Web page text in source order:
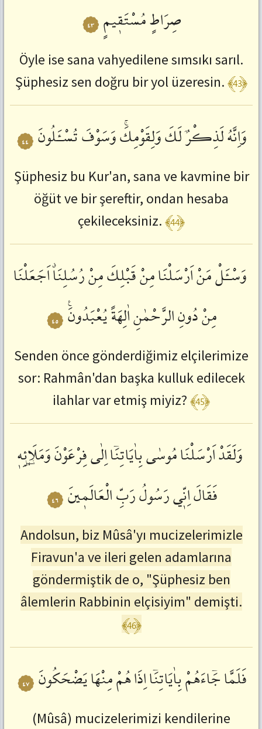
صِرَاطٍمُسْتَقٖيمٍ ٤٣
Öyle ise sana vahyedilene sımsıkı sarıl.
Şüphesiz sen doğru bir yol üzeresin.﴾43﴿
وَاِنَّهُلَذِكْرٌلَكَوَلِقَوْمِكَۚوَسَوْفَتُسْـَٔلُونَ ٤٤
Şüphesiz bu Kur'an, sana ve kavmine bir
öğüt ve bir şereftir, ondan hesaba
çekileceksiniz.﴾44﴿
وَسْـَٔلْمَنْاَرْسَلْنَامِنْقَبْلِكَمِنْرُسُلِنَاࣗاَجَعَلْنَا
مِنْدُونِالرَّحْمٰنِاٰلِهَةًيُعْبَدُونَࣖ ٤٥
Senden önce gönderdiğimiz elçilerimize
sor: Rahmân'dan başka kulluk edilecek
ilahlar var etmiş miyiz?﴾45﴿
وَلَقَدْاَرْسَلْنَامُوسٰىبِاٰيَاتِنَٓااِلٰىفِرْعَوْنَوَمَلَا۬ئِهٖ
فَقَالَاِنّٖيرَسُولُرَبِّالْعَالَمٖينَ ٤٦
Andolsun, biz Mûsâ'yı mucizelerimizle
Firavun'a ve ileri gelen adamlarına
göndermiştik de o, "Şüphesiz ben
âlemlerin Rabbinin elçisiyim" demişti.
﴾46﴿
فَلَمَّاجَٓاءَهُمْبِاٰيَاتِنَٓااِذَاهُمْمِنْهَايَضْحَكُونَ ٤٧
(Mûsâ) mucizelerimizi kendilerine